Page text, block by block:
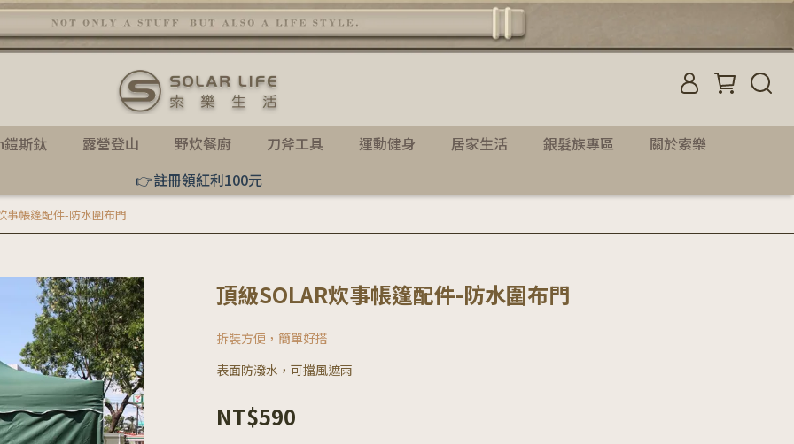
斯鈦 露營登山 野炊餐廚 刀斧工具 運動健身 居家生活 銀髮族專區
關於索樂
👉註冊領紅利100元
事帳篷配件-防水圍布門
頂級SOLAR炊事帳篷配件-防水圍布門
拆裝方便，簡單好搭
表面防潑水，可擋風遮雨
NT$590